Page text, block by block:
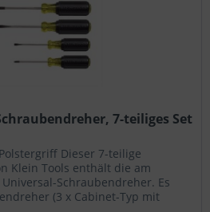
7-teiliges Set
Dieser 7-teilige
Klein Tools enthält die am
Schraubendreher. Es
(3 x Cabinet-Typ mit